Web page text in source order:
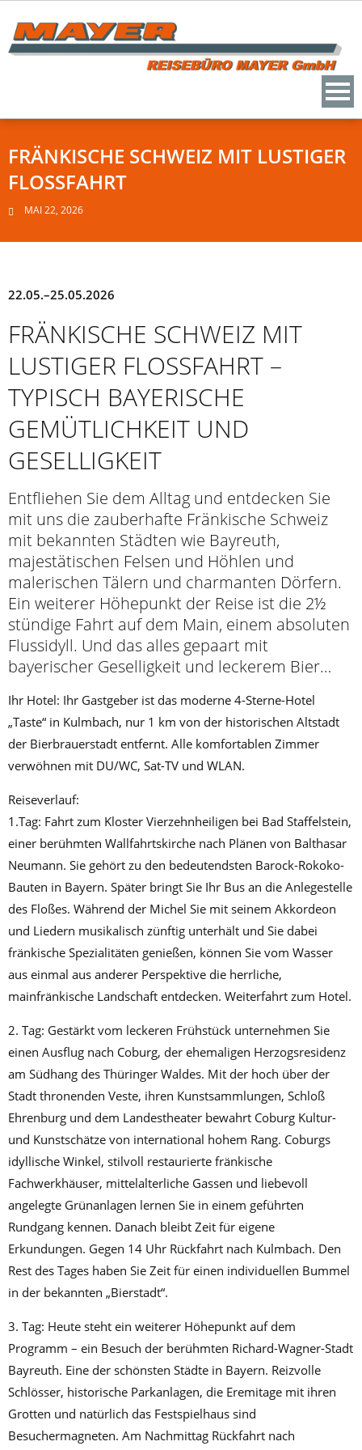
content
FRÄNKISCHE SCHWEIZ MIT LUSTIGER
FLOSSFAHRT
MAI 22, 2026
22.05.–25.05.2026
FRÄNKISCHE SCHWEIZ MIT
LUSTIGER FLOSSFAHRT –
TYPISCH BAYERISCHE
GEMÜTLICHKEIT UND
GESELLIGKEIT
Entfliehen Sie dem Alltag und entdecken Sie
mit uns die zauberhafte Fränkische Schweiz
mit bekannten Städten wie Bayreuth,
majestätischen Felsen und Höhlen und
malerischen Tälern und charmanten Dörfern.
Ein weiterer Höhepunkt der Reise ist die 2½
stündige Fahrt auf dem Main, einem absoluten
Flussidyll. Und das alles gepaart mit
bayerischer Geselligkeit und leckerem Bier…
Ihr Hotel: Ihr Gastgeber ist das moderne 4-Sterne-Hotel
„Taste“ in Kulmbach, nur 1 km von der historischen Altstadt
der Bierbrauerstadt entfernt. Alle komfortablen Zimmer
verwöhnen mit DU/WC, Sat-TV und WLAN.
Reiseverlauf:
1.Tag: Fahrt zum Kloster Vierzehnheiligen bei Bad Staffelstein,
einer berühmten Wallfahrtskirche nach Plänen von Balthasar
Neumann. Sie gehört zu den bedeutendsten Barock-Rokoko-
Bauten in Bayern. Später bringt Sie Ihr Bus an die Anlegestelle
des Floßes. Während der Michel Sie mit seinem Akkordeon
und Liedern musikalisch zünftig unterhält und Sie dabei
fränkische Spezialitäten genießen, können Sie vom Wasser
aus einmal aus anderer Perspektive die herrliche,
mainfränkische Landschaft entdecken. Weiterfahrt zum Hotel.
2. Tag: Gestärkt vom leckeren Frühstück unternehmen Sie
einen Ausflug nach Coburg, der ehemaligen Herzogsresidenz
am Südhang des Thüringer Waldes. Mit der hoch über der
Stadt thronenden Veste, ihren Kunstsammlungen, Schloß
Ehrenburg und dem Landestheater bewahrt Coburg Kultur-
und Kunstschätze von international hohem Rang. Coburgs
idyllische Winkel, stilvoll restaurierte fränkische
Fachwerkhäuser, mittelalterliche Gassen und liebevoll
angelegte Grünanlagen lernen Sie in einem geführten
Rundgang kennen. Danach bleibt Zeit für eigene
Erkundungen. Gegen 14 Uhr Rückfahrt nach Kulmbach. Den
Rest des Tages haben Sie Zeit für einen individuellen Bummel
in der bekannten „Bierstadt“.
3. Tag: Heute steht ein weiterer Höhepunkt auf dem
Programm – ein Besuch der berühmten Richard-Wagner-Stadt
Bayreuth. Eine der schönsten Städte in Bayern. Reizvolle
Schlösser, historische Parkanlagen, die Eremitage mit ihren
Grotten und natürlich das Festspielhaus sind
Besuchermagneten. Am Nachmittag Rückfahrt nach